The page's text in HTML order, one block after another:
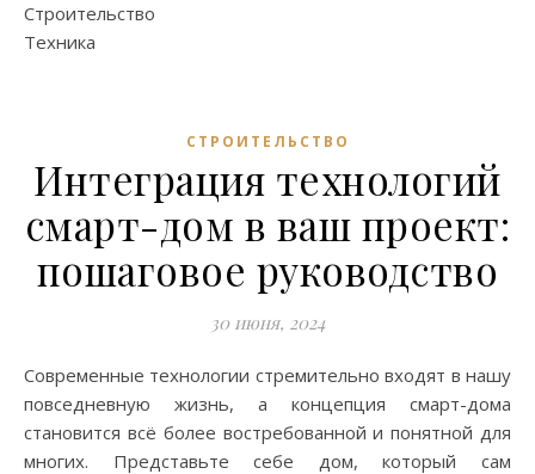
Строительство
Техника
СТРОИТЕЛЬСТВО
Интеграция технологий
смарт-дом в ваш проект:
пошаговое руководство
30 июня, 2024
Современные технологии стремительно входят в нашу
повседневную жизнь, а концепция смарт-дома
становится всё более востребованной и понятной для
многих. Представьте себе дом, который сам